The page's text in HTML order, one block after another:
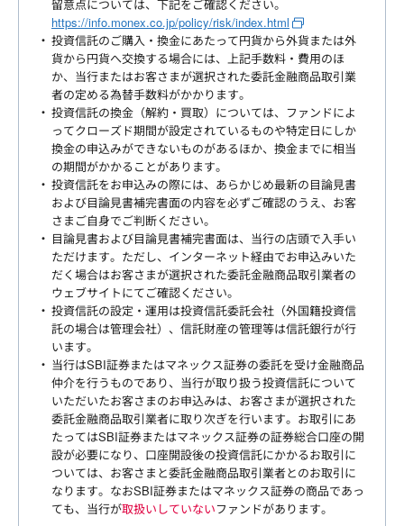
留意点については、下記をご確認ください。
https://info.monex.co.jp/policy/risk/index.html
投資信託のご購入・換金にあたって円貨から外貨または外
貨から円貨へ交換する場合には、上記手数料・費用のほ
か、当行またはお客さまが選択された委託金融商品取引業
者の定める為替手数料がかかります。
投資信託の換金（解約・買取）については、ファンドによ
ってクローズド期間が設定されているものや特定日にしか
換金の申込みができないものがあるほか、換金までに相当
の期間がかかることがあります。
投資信託をお申込みの際には、あらかじめ最新の目論見書
および目論見書補完書面の内容を必ずご確認のうえ、お客
さまご自身でご判断ください。
目論見書および目論見書補完書面は、当行の店頭で入手い
ただけます。ただし、インターネット経由でお申込みいた
だく場合はお客さまが選択された委託金融商品取引業者の
ウェブサイトにてご確認ください。
投資信託の設定・運用は投資信託委託会社（外国籍投資信
託の場合は管理会社）、信託財産の管理等は信託銀行が行
います。
当行はSBI証券またはマネックス証券の委託を受け金融商品
仲介を行うものであり、当行が取り扱う投資信託について
いただいたお客さまのお申込みは、お客さまが選択された
委託金融商品取引業者に取り次ぎを行います。お取引にあ
たってはSBI証券またはマネックス証券の証券総合口座の開
設が必要になり、口座開設後の投資信託にかかるお取引に
ついては、お客さまと委託金融商品取引業者とのお取引に
なります。なおSBI証券またはマネックス証券の商品であっ
ても、当行が取扱いしていないファンドがあります。